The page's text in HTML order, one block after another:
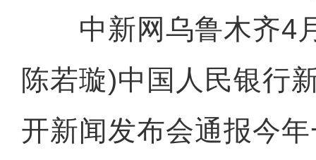
中新网乌鲁木齐4
陈若璇)中国人民银行
开新闻发布会通报今